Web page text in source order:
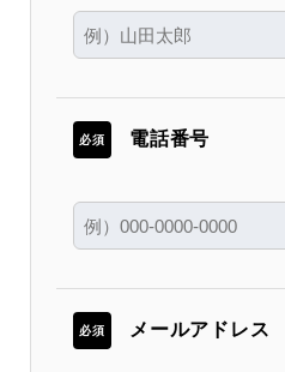
必須 電話番号
必須 メールアドレス